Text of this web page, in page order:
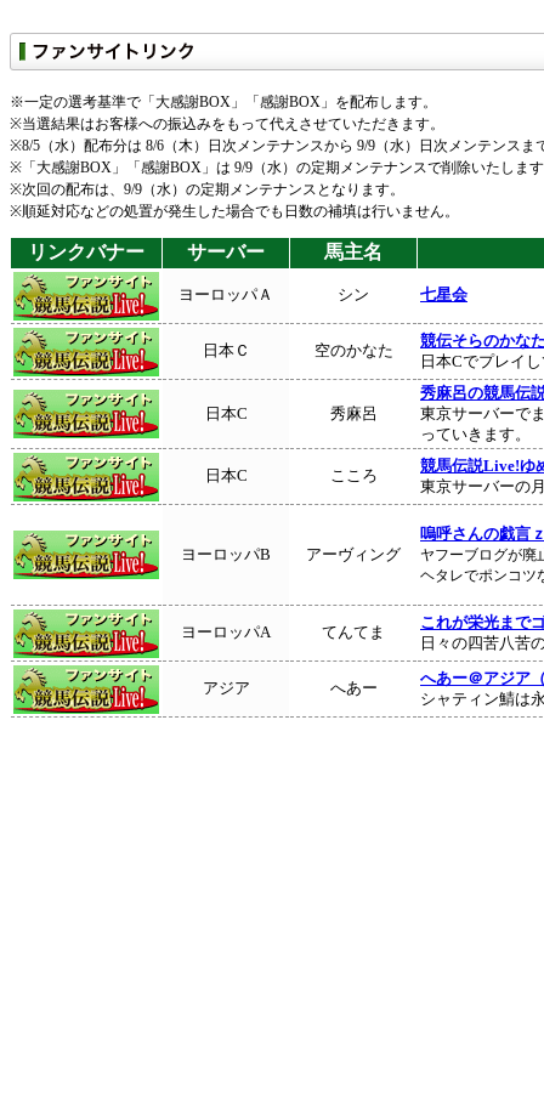
※一定の選考基準で「大感謝BOX」「感謝BOX」を配布します。
※当選結果はお客様への振込みをもって代えさせていただきます。
※8/5（水）配布分は 8/6（木）日次メンテナンスから 9/9（水）日次メンテンスま
※「大感謝BOX」「感謝BOX」は 9/9（水）の定期メンテナンスで削除いたしま
※次回の配布は、9/9（水）の定期メンテナンスとなります。
※順延対応などの処置が発生した場合でも日数の補填は行いません。
リンクバナー サーバー 馬主名
ヨーロッパＡ シン 七星会
日本Ｃ 空のかなた
競伝そらのかな
日本Cでプレイ
日本C 秀麻呂
秀麻呂の競馬伝
東京サーバーで
っていきます。
日本C こころ
競馬伝説Live!ゆ
東京サーバーの
ヨーロッパB アーヴィング
嗚呼さんの戯言
ヤフーブログが廃
ヘタレでポンコツ
ヨーロッパA てんてま
これが栄光まで
日々の四苦八苦
アジア へあー
へあー＠アジア
シャティン鯖は